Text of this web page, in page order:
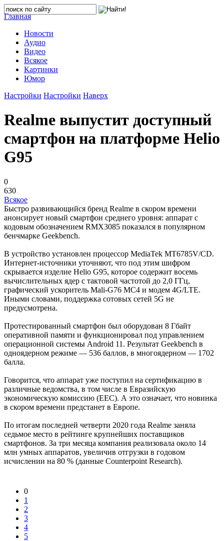
Главная
Новости
Аудио
Видео
Всякое
Картинки
Юмор
Настройки Настройки Наверх
Realme выпустит доступный
смартфон на платформе Helio
G95
0
630
Всякое
Быстро развивающийся бренд Realme в скором времени
анонсирует новый смартфон среднего уровня: аппарат с
кодовым обозначением RMX3085 показался в популярном
бенчмарке Geekbench.
В устройство установлен процессор MediaTek MT6785V/CD.
Интернет-источники уточняют, что под этим шифром
скрывается изделие Helio G95, которое содержит восемь
вычислительных ядер с тактовой частотой до 2,0 ГГц,
графический ускоритель Mali-G76 MC4 и модем 4G/LTE.
Иными словами, поддержка сотовых сетей 5G не
предусмотрена.
Протестированный смартфон был оборудован 8 Гбайт
оперативной памяти и функционировал под управлением
операционной системы Android 11. Результат Geekbench в
одноядерном режиме — 536 баллов, в многоядерном — 1702
балла.
Говорится, что аппарат уже поступил на сертификацию в
различные ведомства, в том числе в Евразийскую
экономическую комиссию (EEC). А это означает, что новинка
в скором времени предстанет в Европе.
По итогам последней четверти 2020 года Realme заняла
седьмое место в рейтинге крупнейших поставщиков
смартфонов. За три месяца компания реализовала около 14
млн умных аппаратов, увеличив отгрузки в годовом
исчислении на 80 % (данные Counterpoint Research).
0
1
2
3
4
5